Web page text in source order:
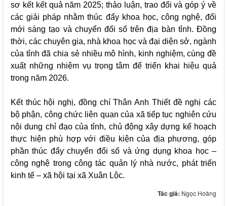
sơ kết kết quả năm 2025; thảo luận, trao đổi và góp ý về
các giải pháp nhằm thúc đẩy khoa học, công nghệ, đổi
mới sáng tạo và chuyển đổi số trên địa bàn tỉnh. Đồng
thời, các chuyên gia, nhà khoa học và đại diện sở, ngành
của tỉnh đã chia sẻ nhiều mô hình, kinh nghiệm, cùng đề
xuất những nhiệm vụ trọng tâm để triển khai hiệu quả
trong năm 2026.
Kết thúc hội nghị, đồng chí Thân Anh Thiết đề nghị các
bộ phận, công chức liên quan của xã tiếp tục nghiên cứu
nội dung chỉ đạo của tỉnh, chủ động xây dựng kế hoạch
thực hiện phù hợp với điều kiện của địa phương, góp
phần thúc đẩy chuyển đổi số và ứng dụng khoa học –
công nghệ trong công tác quản lý nhà nước, phát triển
kinh tế – xã hội tại xã Xuân Lộc.
Tác giả: Ngọc Hoàng